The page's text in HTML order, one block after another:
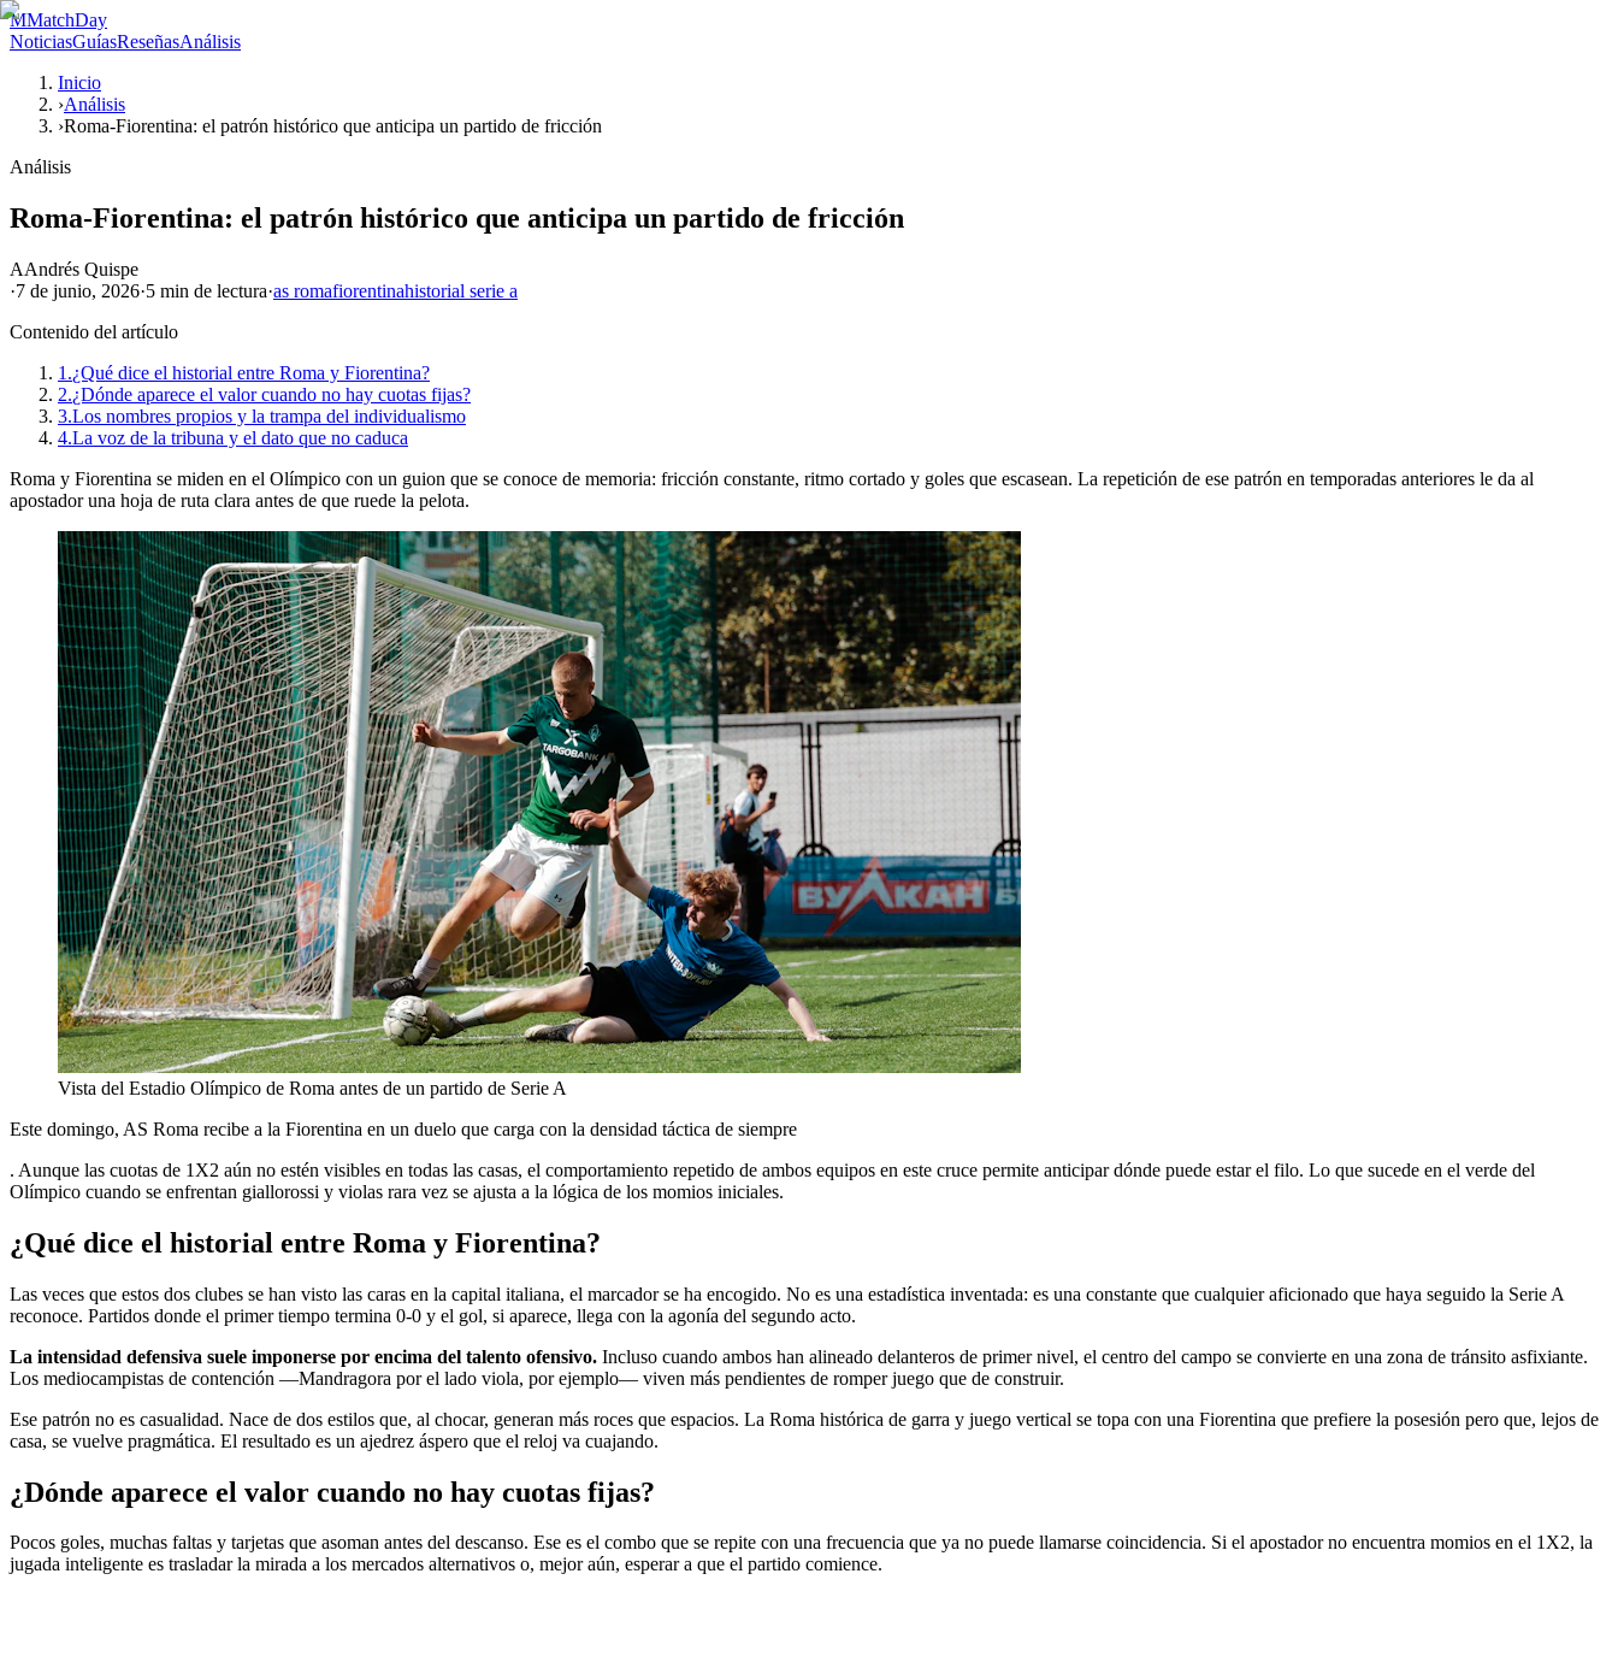
MMatchDay
NoticiasGuíasReseñasAnálisis
Inicio
›Análisis
›Roma-Fiorentina: el patrón histórico que anticipa un partido de fricción
Análisis
Roma-Fiorentina: el patrón histórico que anticipa un partido de fricción
AAndrés Quispe
·7 de junio, 2026·5 min de lectura·as romafiorentinahistorial serie a
Contenido del artículo
1.¿Qué dice el historial entre Roma y Fiorentina?
2.¿Dónde aparece el valor cuando no hay cuotas fijas?
3.Los nombres propios y la trampa del individualismo
4.La voz de la tribuna y el dato que no caduca
Roma y Fiorentina se miden en el Olímpico con un guion que se conoce de memoria: fricción constante, ritmo cortado y goles que escasean. La repetición de ese patrón en temporadas anteriores le da al
apostador una hoja de ruta clara antes de que ruede la pelota.
Vista del Estadio Olímpico de Roma antes de un partido de Serie A
Este domingo, AS Roma recibe a la Fiorentina en un duelo que carga con la densidad táctica de siempre
. Aunque las cuotas de 1X2 aún no estén visibles en todas las casas, el comportamiento repetido de ambos equipos en este cruce permite anticipar dónde puede estar el filo. Lo que sucede en el verde del
Olímpico cuando se enfrentan giallorossi y violas rara vez se ajusta a la lógica de los momios iniciales.
¿Qué dice el historial entre Roma y Fiorentina?
Las veces que estos dos clubes se han visto las caras en la capital italiana, el marcador se ha encogido. No es una estadística inventada: es una constante que cualquier aficionado que haya seguido la Serie A
reconoce. Partidos donde el primer tiempo termina 0-0 y el gol, si aparece, llega con la agonía del segundo acto.
La intensidad defensiva suele imponerse por encima del talento ofensivo. Incluso cuando ambos han alineado delanteros de primer nivel, el centro del campo se convierte en una zona de tránsito asfixiante.
Los mediocampistas de contención —Mandragora por el lado viola, por ejemplo— viven más pendientes de romper juego que de construir.
Ese patrón no es casualidad. Nace de dos estilos que, al chocar, generan más roces que espacios. La Roma histórica de garra y juego vertical se topa con una Fiorentina que prefiere la posesión pero que, lejos de
casa, se vuelve pragmática. El resultado es un ajedrez áspero que el reloj va cuajando.
¿Dónde aparece el valor cuando no hay cuotas fijas?
Pocos goles, muchas faltas y tarjetas que asoman antes del descanso. Ese es el combo que se repite con una frecuencia que ya no puede llamarse coincidencia. Si el apostador no encuentra momios en el 1X2, la
jugada inteligente es trasladar la mirada a los mercados alternativos o, mejor aún, esperar a que el partido comience.